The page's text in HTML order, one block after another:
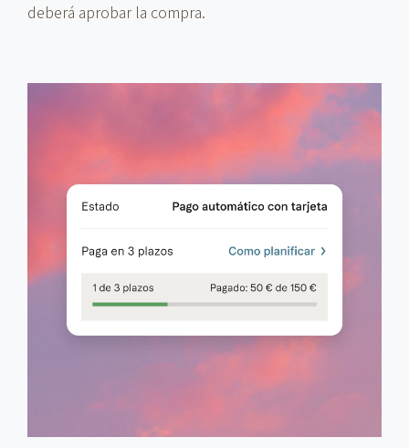
deberá aprobar la compra.